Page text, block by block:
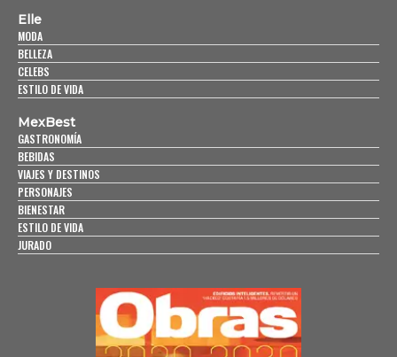
Elle
MODA
BELLEZA
CELEBS
ESTILO DE VIDA
MexBest
GASTRONOMÍA
BEBIDAS
VIAJES Y DESTINOS
PERSONAJES
BIENESTAR
ESTILO DE VIDA
JURADO